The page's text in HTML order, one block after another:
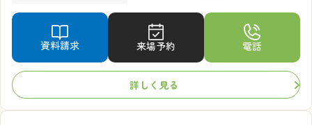
資料請求 来場予約 電話
詳しく見る